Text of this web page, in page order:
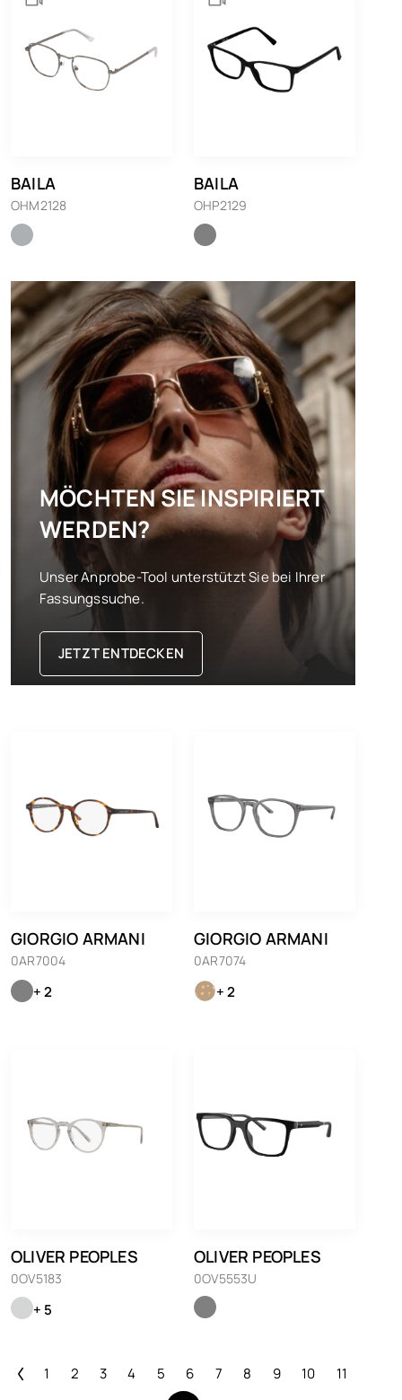
MÖCHTEN SIE INSPIRIERT
WERDEN?
Unser Anprobe-Tool unterstützt Sie bei Ihrer
Fassungssuche.
JETZT ENTDECKEN
BAILA
OHM2128
BAILA
OHP2129
GIORGIO ARMANI
0AR7004
+ 2
GIORGIO ARMANI
0AR7074
+ 2
OLIVER PEOPLES
0OV5183
+ 5
OLIVER PEOPLES
0OV5553U
1 2 3 4 5 6 7 8 9 10
11